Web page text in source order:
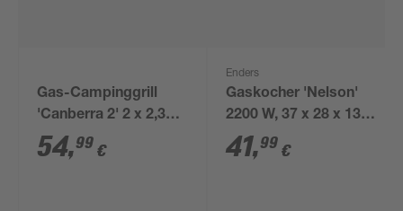
Gas-Campinggrill
'Canberra 2' 2 x 2,3
kw, 2-flammig
54,99 €
Enders
Gaskocher 'Nelson'
2200 W, 37 x 28 x 13
cm
41,99 €